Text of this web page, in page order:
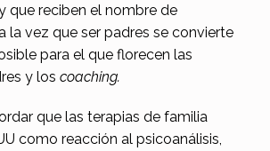
que reciben el nombre de
la vez que ser padres se convierte
para el que florecen las
y los coaching.
que las terapias de familia
como reacción al psicoanálisis,